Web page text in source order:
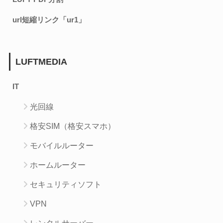
url短縮リンク「ur1」
LUFTMEDIA
IT
光回線
格安SIM（格安スマホ）
モバイルルーター
ホームルーター
セキュリティソフト
VPN